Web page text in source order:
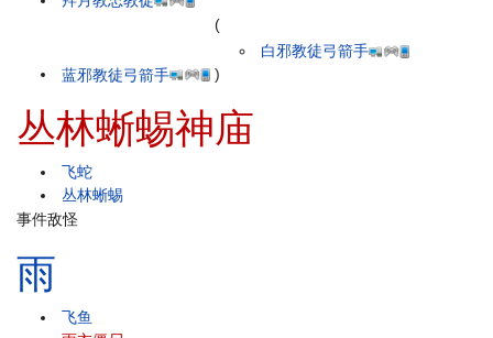
蓝邪教徒弓箭手
(
白邪教徒弓箭手
)
丛林蜥蜴神庙
飞蛇
丛林蜥蜴
事件敌怪
雨
飞鱼